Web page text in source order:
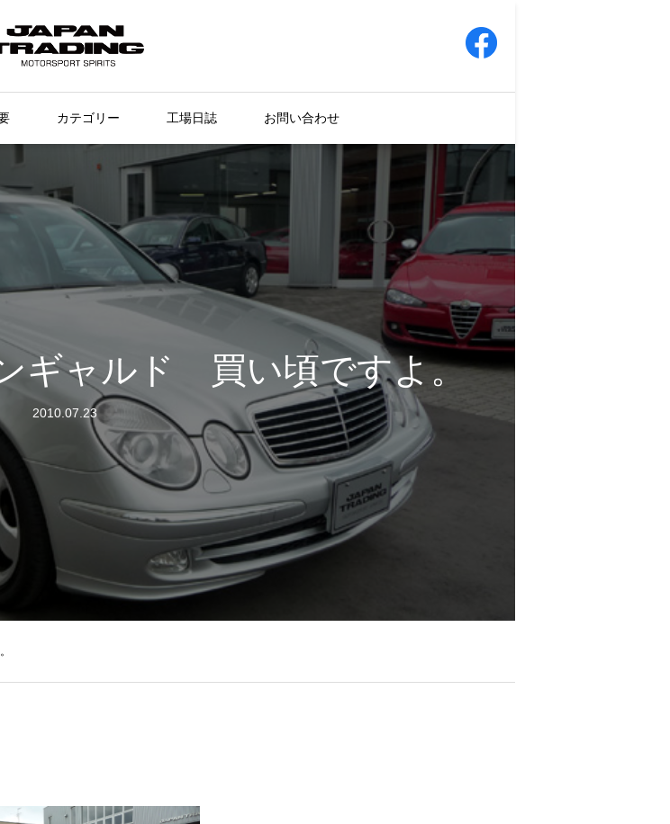
カテゴリー 工場日誌 お問い合わせ
ャルド 買い頃ですよ。
2010.07.23